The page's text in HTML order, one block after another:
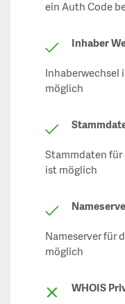
ein Auth Code
Inhaber
Inhaberwechsel
möglich
Stammdaten für
ist möglich
Nameserver für
möglich
WHOIS